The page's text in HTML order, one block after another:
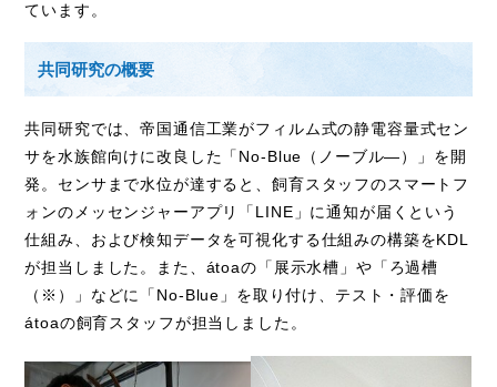
ています。
共同研究の概要
共同研究では、帝国通信工業がフィルム式の静電容量式セン
サを水族館向けに改良した「 No-Blue （ノーブル―）」を開
発。センサまで水位が達すると、飼育スタッフのスマートフ
ォンのメッセンジャーアプリ「 LINE 」に通知が届くという
仕組み、および検知データを可視化する仕組みの構築をKDL
が担当しました。また、 átoaの「展示水槽」や「ろ過槽
（※）」などに「 No-Blue 」を取り付け、テスト・評価を
átoaの飼育スタッフが担当しました。